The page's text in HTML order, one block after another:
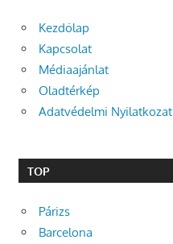
Kezdőlap
Kapcsolat
Médiaajánlat
Oladtérkép
Adatvédelmi Nyilatkozat
TOP
Párizs
Barcelona